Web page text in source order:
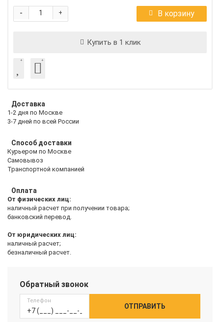
+
- В корзину
Купить в 1 клик
Доставка
1-2 дня по Москве
3-7 дней по всей России
Способ доставки
Курьером по Москве
Самовывоз
Транспортной компанией
Оплата
От физических лиц:
наличный расчет при получении товара;
банковский перевод.
От юридических лиц:
наличный расчет;
безналичный расчет.
Обратный звонок
Телефон
ОТПРАВИТЬ